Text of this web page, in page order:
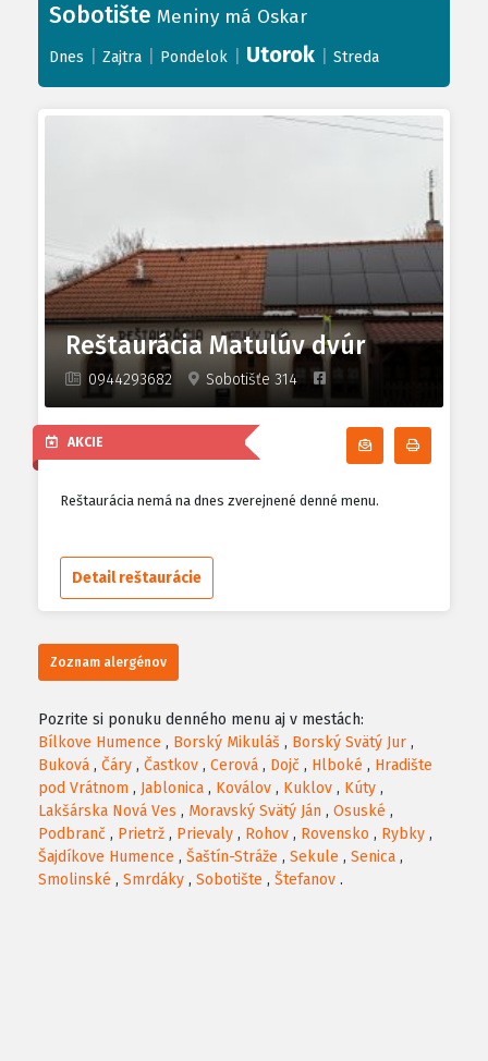
Sobotište Meniny má Oskar
Dnes Zajtra Pondelok Utorok Streda
Reštaurácia Matulúv dvúr
0944293682 Sobotišťe 314
Odoberať
AKCIE
Reštaurácia nemá na dnes zverejnené denné menu.
Detail reštaurácie
Zoznam alergénov
Pozrite si ponuku denného menu aj v mestách:
Bílkove Humence , Borský Mikuláš , Borský Svätý Jur ,
Buková , Čáry , Častkov , Cerová , Dojč , Hlboké , Hradište
pod Vrátnom , Jablonica , Koválov , Kuklov , Kúty ,
Lakšárska Nová Ves , Moravský Svätý Ján , Osuské ,
Podbranč , Prietrž , Prievaly , Rohov , Rovensko , Rybky ,
Šajdíkove Humence , Šaštín-Stráže , Sekule , Senica ,
Smolinské , Smrdáky , Sobotište , Štefanov .